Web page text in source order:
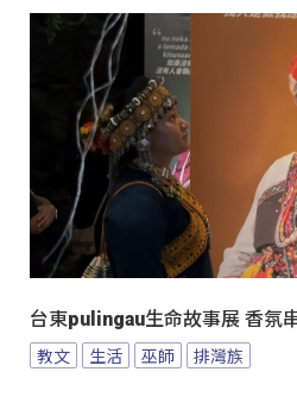
台東pulingau生命故事展 香氛
教文 生活 巫師 排灣族